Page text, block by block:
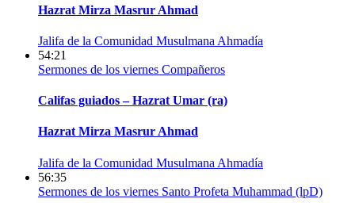
Hazrat Mirza Masrur Ahmad
Jalifa de la Comunidad Musulmana Ahmadía
54:21
Sermones de los viernes Compañeros
Califas guiados – Hazrat Umar (ra)
Hazrat Mirza Masrur Ahmad
Jalifa de la Comunidad Musulmana Ahmadía
56:35
Sermones de los viernes Santo Profeta Muhammad (lpD)